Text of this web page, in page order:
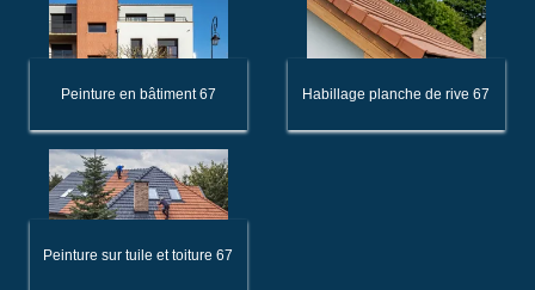
Peinture en bâtiment 67 Habillage planche de rive 67
Peinture sur tuile et toiture 67